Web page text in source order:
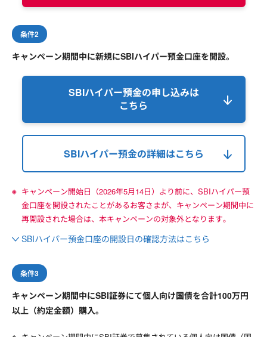
条件2
キャンペーン期間中に新規にSBIハイパー預金口座を開設。
SBIハイパー預金の申し込みは
こちら
SBIハイパー預金の詳細はこちら
キャンペーン開始日（2026年5月14日）より前に、SBIハイパー預
金口座を開設されたことがあるお客さまが、キャンペーン期間中に
再開設された場合は、本キャンペーンの対象外となります。
SBIハイパー預金口座の開設日の確認方法はこちら
条件3
キャンペーン期間中にSBI証券にて個人向け国債を合計100万円
以上（約定金額）購入。